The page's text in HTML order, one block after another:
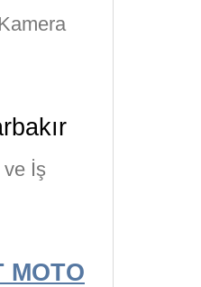
İş
MOTO